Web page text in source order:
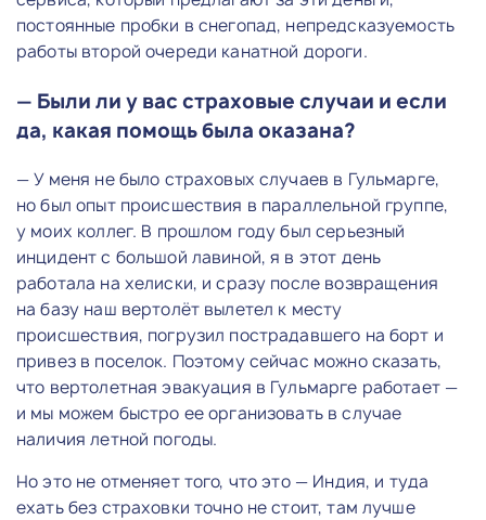
постоянные пробки в снегопад, непредсказуемость
работы второй очереди канатной дороги.
— Были ли у вас страховые случаи и если
да, какая помощь была оказана?
— У меня не было страховых случаев в Гульмарге,
но был опыт происшествия в параллельной группе,
у моих коллег. В прошлом году был серьезный
инцидент с большой лавиной, я в этот день
работала на хелиски, и сразу после возвращения
на базу наш вертолёт вылетел к месту
происшествия, погрузил пострадавшего на борт и
привез в поселок. Поэтому сейчас можно сказать,
что вертолетная эвакуация в Гульмарге работает —
и мы можем быстро ее организовать в случае
наличия летной погоды.
Но это не отменяет того, что это — Индия, и туда
ехать без страховки точно не стоит, там лучше